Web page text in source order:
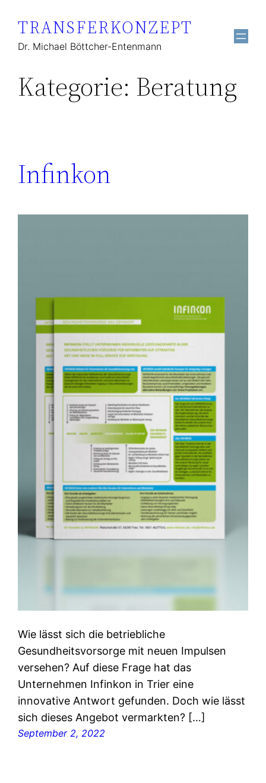
springen
TRANSFERKONZEPT
Dr. Michael Böttcher-Entenmann
Kategorie: Beratung
Infinkon
Wie lässt sich die betriebliche
Gesundheitsvorsorge mit neuen Impulsen
versehen? Auf diese Frage hat das
Unternehmen Infinkon in Trier eine
innovative Antwort gefunden. Doch wie lässt
sich dieses Angebot vermarkten? […]
September 2, 2022